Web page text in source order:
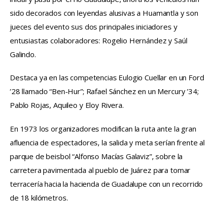
sido decorados con leyendas alusivas a Huamantla y son
jueces del evento sus dos principales iniciadores y
entusiastas colaboradores: Rogelio Hernández y Saúl
Galindo.
Destaca ya en las competencias Eulogio Cuellar en un Ford
’28 llamado “Ben-Hur”; Rafael Sánchez en un Mercury ’34;
Pablo Rojas, Aquileo y Eloy Rivera.
En 1973 los organizadores modifican la ruta ante la gran
afluencia de espectadores, la salida y meta serían frente al
parque de beisbol “Alfonso Macías Galaviz”, sobre la
carretera pavimentada al pueblo de Juárez para tomar
terracería hacia la hacienda de Guadalupe con un recorrido
de 18 kilómetros.